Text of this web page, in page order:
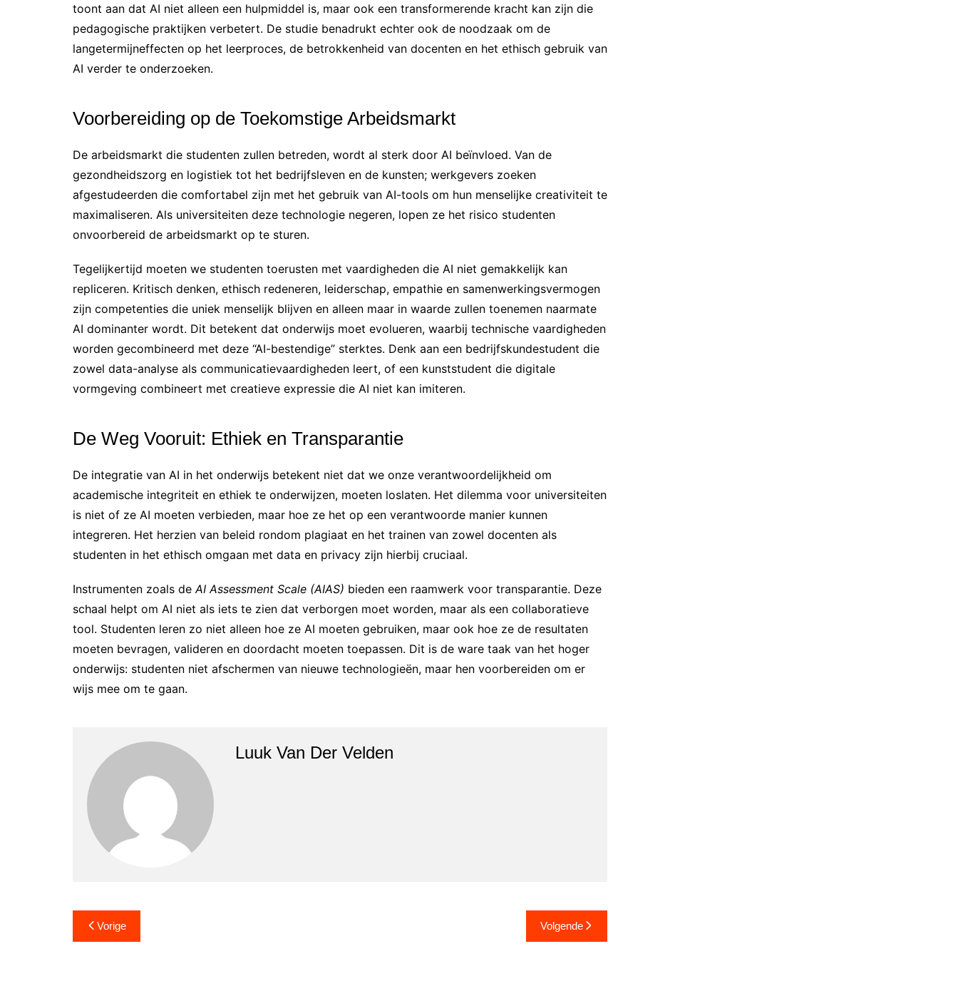
toont aan dat AI niet alleen een hulpmiddel is, maar ook een transformerende kracht kan zijn die
pedagogische praktijken verbetert. De studie benadrukt echter ook de noodzaak om de
langetermijneffecten op het leerproces, de betrokkenheid van docenten en het ethisch gebruik van
AI verder te onderzoeken.
Voorbereiding op de Toekomstige Arbeidsmarkt
De arbeidsmarkt die studenten zullen betreden, wordt al sterk door AI beïnvloed. Van de
gezondheidszorg en logistiek tot het bedrijfsleven en de kunsten; werkgevers zoeken
afgestudeerden die comfortabel zijn met het gebruik van AI-tools om hun menselijke creativiteit te
maximaliseren. Als universiteiten deze technologie negeren, lopen ze het risico studenten
onvoorbereid de arbeidsmarkt op te sturen.
Tegelijkertijd moeten we studenten toerusten met vaardigheden die AI niet gemakkelijk kan
repliceren. Kritisch denken, ethisch redeneren, leiderschap, empathie en samenwerkingsvermogen
zijn competenties die uniek menselijk blijven en alleen maar in waarde zullen toenemen naarmate
AI dominanter wordt. Dit betekent dat onderwijs moet evolueren, waarbij technische vaardigheden
worden gecombineerd met deze “AI-bestendige” sterktes. Denk aan een bedrijfskundestudent die
zowel data-analyse als communicatievaardigheden leert, of een kunststudent die digitale
vormgeving combineert met creatieve expressie die AI niet kan imiteren.
De Weg Vooruit: Ethiek en Transparantie
De integratie van AI in het onderwijs betekent niet dat we onze verantwoordelijkheid om
academische integriteit en ethiek te onderwijzen, moeten loslaten. Het dilemma voor universiteiten
is niet of ze AI moeten verbieden, maar hoe ze het op een verantwoorde manier kunnen
integreren. Het herzien van beleid rondom plagiaat en het trainen van zowel docenten als
studenten in het ethisch omgaan met data en privacy zijn hierbij cruciaal.
Instrumenten zoals de AI Assessment Scale (AIAS) bieden een raamwerk voor transparantie. Deze
schaal helpt om AI niet als iets te zien dat verborgen moet worden, maar als een collaboratieve
tool. Studenten leren zo niet alleen hoe ze AI moeten gebruiken, maar ook hoe ze de resultaten
moeten bevragen, valideren en doordacht moeten toepassen. Dit is de ware taak van het hoger
onderwijs: studenten niet afschermen van nieuwe technologieën, maar hen voorbereiden om er
wijs mee om te gaan.
Luuk Van Der Velden
Bericht
navigatie
Vorige Volgende